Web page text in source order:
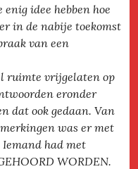
idee hebben hoe
in de nabije toekomst
van een
ruimte vrijgelaten op
eronder
dat ook gedaan. Van
was er met
Iemand had met
WORDEN.